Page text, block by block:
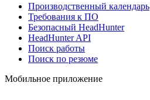
Производственный календарь
Требования к ПО
Безопасный HeadHunter
HeadHunter API
Поиск работы
Поиск по резюме
Мобильное приложение